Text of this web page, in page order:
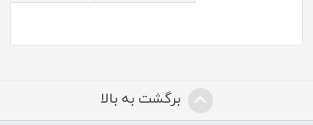
برگشت به بالا